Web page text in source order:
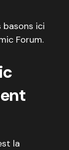
basons ici
Forum.
la